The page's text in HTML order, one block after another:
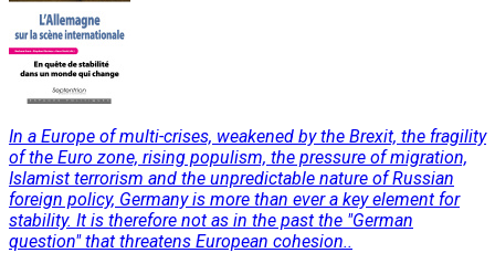
In a Europe of multi-crises, weakened by the Brexit, the fragility
of the Euro zone, rising populism, the pressure of migration,
Islamist terrorism and the unpredictable nature of Russian
foreign policy, Germany is more than ever a key element for
stability. It is therefore not as in the past the "German
question" that threatens European cohesion..